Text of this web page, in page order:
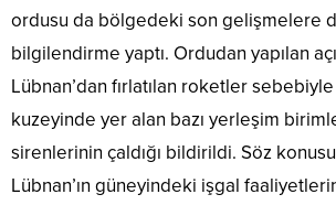
ordusu da bölgedeki son gelişmelere
bilgilendirme yaptı. Ordudan yapılan
Lübnan’dan fırlatılan roketler sebebiyle
kuzeyinde yer alan bazı yerleşim
sirenlerinin çaldığı bildirildi. Söz
Lübnan’ın güneyindeki işgal